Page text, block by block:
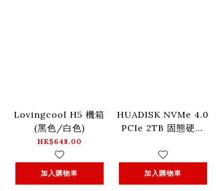
Lovingcool H5 機箱
(黑色/白色)
HK$648.00
加入購物車
HUADISK NVMe 4.0
PCIe 2TB 固態硬碟
加入購物車